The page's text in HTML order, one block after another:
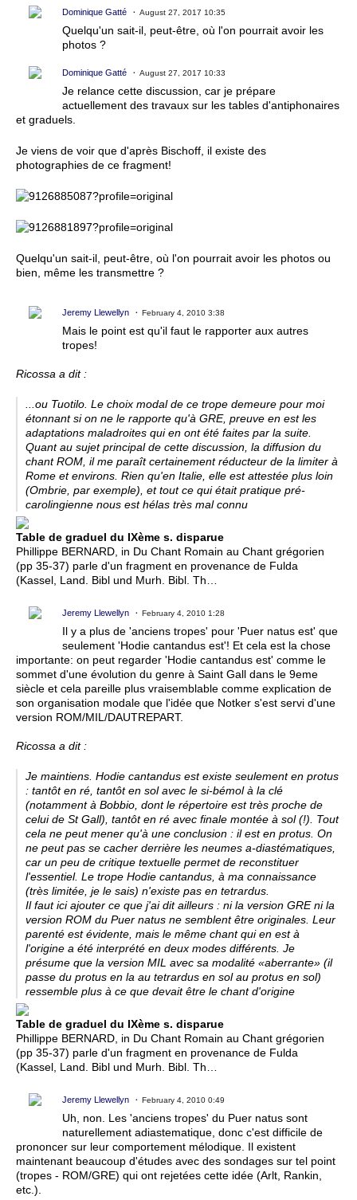
Dominique Gatté August 27, 2017 10:35
Quelqu'un sait-il, peut-être, où l'on pourrait avoir les
photos ?
Dominique Gatté August 27, 2017 10:33
Je relance cette discussion, car je prépare
actuellement des travaux sur les tables d'antiphonaires
et graduels.
Je viens de voir que d'après Bischoff, il existe des
photographies de ce fragment!
Quelqu'un sait-il, peut-être, où l'on pourrait avoir les photos ou
bien, même les transmettre ?
Jeremy Llewellyn February 4, 2010 3:38
Mais le point est qu'il faut le rapporter aux autres
tropes!
Ricossa a dit :
...ou Tuotilo. Le choix modal de ce trope demeure pour moi
étonnant si on ne le rapporte qu'à GRE, preuve en est les
adaptations maladroites qui en ont été faites par la suite.
Quant au sujet principal de cette discussion, la diffusion du
chant ROM, il me paraît certainement réducteur de la limiter à
Rome et environs. Rien qu'en Italie, elle est attestée plus loin
(Ombrie, par exemple), et tout ce qui était pratique pré-
carolingienne nous est hélas très mal connu
Table de graduel du IXème s. disparue
Phillippe BERNARD, in Du Chant Romain au Chant grégorien
(pp 35-37) parle d'un fragment en provenance de Fulda
(Kassel, Land. Bibl und Murh. Bibl. Th…
Jeremy Llewellyn February 4, 2010 1:28
Il y a plus de 'anciens tropes' pour 'Puer natus est' que
seulement 'Hodie cantandus est'! Et cela est la chose
importante: on peut regarder 'Hodie cantandus est' comme le
sommet d'une évolution du genre à Saint Gall dans le 9eme
siècle et cela pareille plus vraisemblable comme explication de
son organisation modale que l'idée que Notker s'est servi d'une
version ROM/MIL/DAUTREPART.
Ricossa a dit :
Je maintiens. Hodie cantandus est existe seulement en protus
: tantôt en ré, tantôt en sol avec le si-bémol à la clé
(notamment à Bobbio, dont le répertoire est très proche de
celui de St Gall), tantôt en ré avec finale montée à sol (!). Tout
cela ne peut mener qu'à une conclusion : il est en protus. On
ne peut pas se cacher derrière les neumes a-diastématiques,
car un peu de critique textuelle permet de reconstituer
l'essentiel. Le trope Hodie cantandus, à ma connaissance
(très limitée, je le sais) n'existe pas en tetrardus.
Il faut ici ajouter ce que j'ai dit ailleurs : ni la version GRE ni la
version ROM du Puer natus ne semblent être originales. Leur
parenté est évidente, mais le même chant qui en est à
l'origine a été interprété en deux modes différents. Je
présume que la version MIL avec sa modalité «aberrante» (il
passe du protus en la au tetrardus en sol au protus en sol)
ressemble plus à ce que devait être le chant d'origine
Table de graduel du IXème s. disparue
Phillippe BERNARD, in Du Chant Romain au Chant grégorien
(pp 35-37) parle d'un fragment en provenance de Fulda
(Kassel, Land. Bibl und Murh. Bibl. Th…
Jeremy Llewellyn February 4, 2010 0:49
Uh, non. Les 'anciens tropes' du Puer natus sont
naturellement adiastematique, donc c'est difficile de
prononcer sur leur comportement mélodique. Il existent
maintenant beaucoup d'études avec des sondages sur tel point
(tropes - ROM/GRE) qui ont rejetées cette idée (Arlt, Rankin,
etc.).